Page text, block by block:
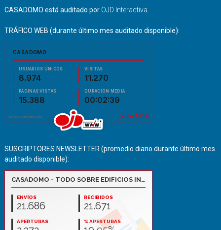
CASADOMO está auditado por OJD Interactiva
TRÁFICO WEB (durante último mes auditado disponible):
SUSCRIPTORES NEWSLETTER (promedio diario durante último mes
auditado disponible):